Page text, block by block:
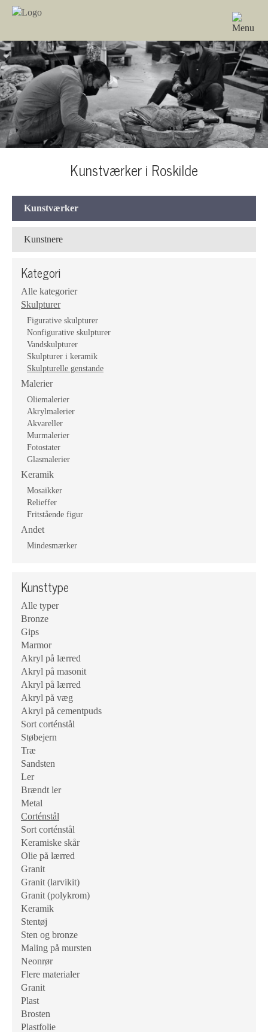
Kunstværker i Roskilde
Kunstværker
Kunstnere
Kategori
Alle kategorier
Skulpturer
Figurative skulpturer
Nonfigurative skulpturer
Vandskulpturer
Skulpturer i keramik
Skulpturelle genstande
Malerier
Oliemalerier
Akrylmalerier
Akvareller
Murmalerier
Fotostater
Glasmalerier
Keramik
Mosaikker
Relieffer
Fritstående figur
Andet
Mindesmærker
Kunsttype
Alle typer
Bronze
Gips
Marmor
Akryl på lærred
Akryl på masonit
Akryl på lærred
Akryl på væg
Akryl på cementpuds
Sort corténstål
Støbejern
Træ
Sandsten
Ler
Brændt ler
Metal
Corténstål
Sort corténstål
Keramiske skår
Olie på lærred
Granit
Granit (larvikit)
Granit (polykrom)
Keramik
Stentøj
Sten og bronze
Maling på mursten
Neonrør
Flere materialer
Granit
Plast
Brosten
Plastfolie